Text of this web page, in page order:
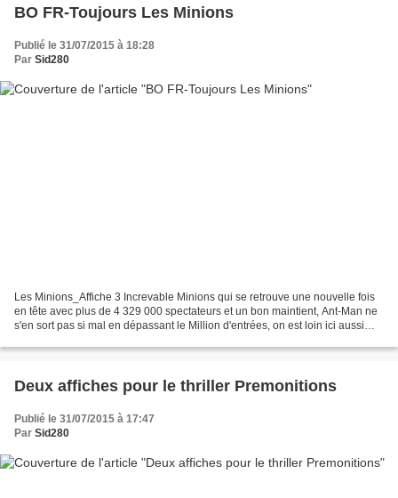
BO FR-Toujours Les Minions
Publié le 31/07/2015 à 18:28
Par Sid280
Les Minions_Affiche 3 Increvable Minions qui se retrouve une nouvelle fois
en tête avec plus de 4 329 000 spectateurs et un bon maintient, Ant-Man ne
s'en sort pas si mal en dépassant le Million d'entrées, on est loin ici aussi
Deux affiches pour le thriller Premonitions
Publié le 31/07/2015 à 17:47
Par Sid280